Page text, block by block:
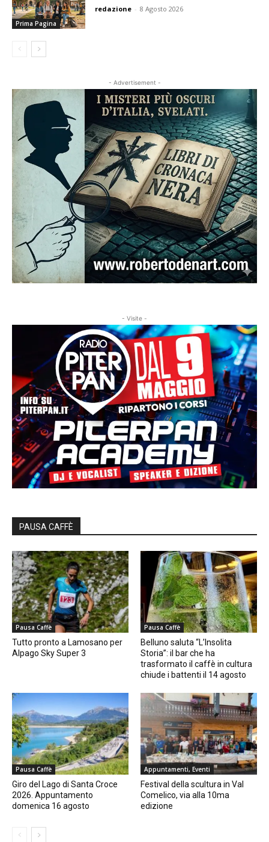
Prima Pagina
redazione - 8 Agosto 2026
- Advertisement -
- Visite -
PAUSA CAFFÈ
Pausa Caffè
Tutto pronto a Lamosano per
Alpago Sky Super 3
Pausa Caffè
Belluno saluta “L’Insolita
Storia”: il bar che ha
trasformato il caffè in cultura
chiude i battenti il 14 agosto
Pausa Caffè
Giro del Lago di Santa Croce
2026. Appuntamento
domenica 16 agosto
Appuntamenti, Eventi
Festival della scultura in Val
Comelico, via alla 10ma
edizione